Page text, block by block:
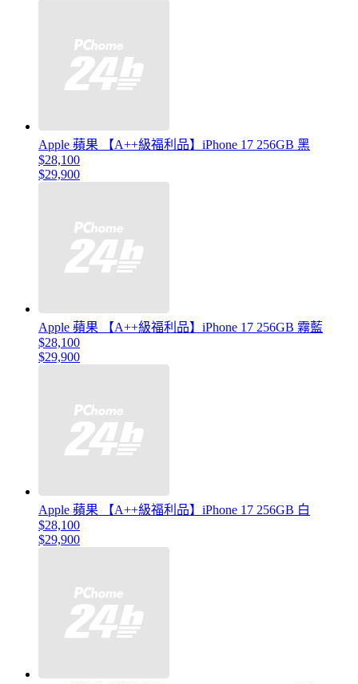
Apple 蘋果 【A++級福利品】iPhone 17 256GB 黑
$28,100
$29,900
Apple 蘋果 【A++級福利品】iPhone 17 256GB 霧藍
$28,100
$29,900
Apple 蘋果 【A++級福利品】iPhone 17 256GB 白
$28,100
$29,900